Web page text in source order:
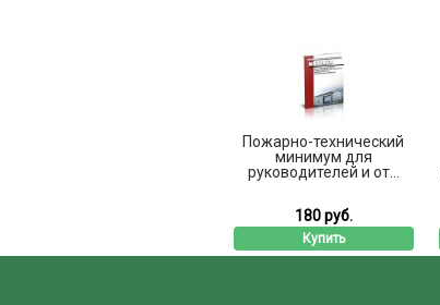
Пожарно-технический
минимум для
руководителей и от...
180 руб.
Купить